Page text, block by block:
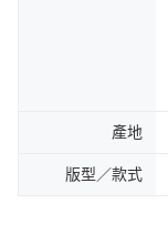
產地
版型／款式